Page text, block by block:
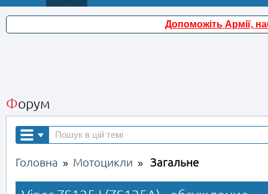
Допоможіть Армії,
Форум
Головна » Мотоцикли » Загальне